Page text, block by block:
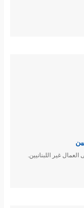
غير اللبنانيين.